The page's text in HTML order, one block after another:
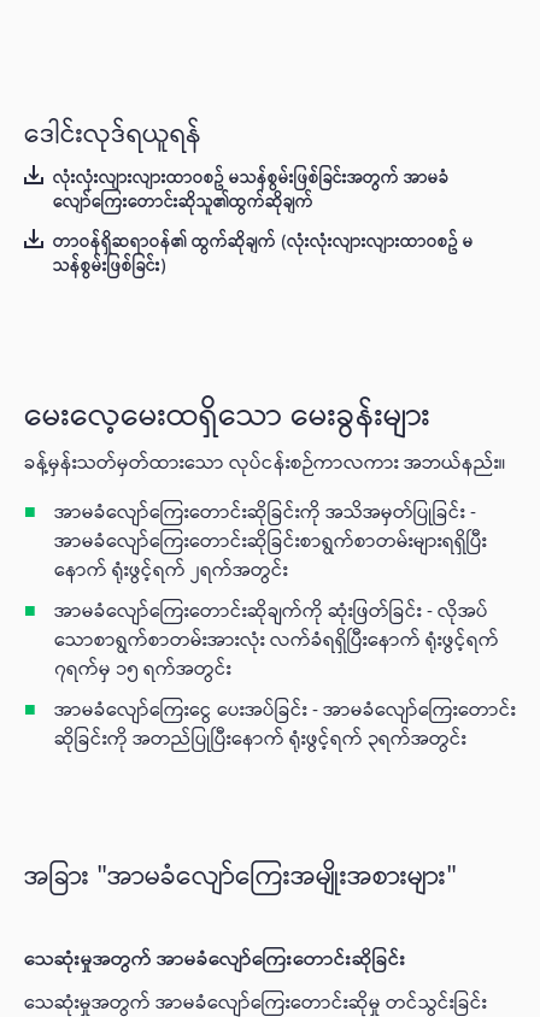
‌ဒေါင်းလုဒ်ရယူရန်
လုံးလုံးလျားလျားထာဝစဥ် မသန်စွမ်းဖြစ်ခြင်းအတွက် အာမခံ
လျော်ကြေးတောင်းဆိုသူ၏ထွက်ဆိုချက်
တာဝန်ရှိဆရာဝန်၏ ထွက်ဆိုချက် (လုံးလုံးလျားလျားထာဝစဥ် မ
သန်စွမ်းဖြစ်ခြင်း)
မေးလေ့မေးထရှိသော မေးခွန်းများ
ခန့်မှန်းသတ်မှတ်ထားသော လုပ်ငန်းစဉ်ကာလကား အဘယ်နည်း။
အာမခံလျော်ကြေးတောင်းဆိုခြင်းကို အသိအမှတ်ပြုခြင်း -
အာမခံလျော်ကြေးတောင်းဆိုခြင်းစာရွက်စာတမ်းများရရှိပြီး
နောက် ရုံးဖွင့်ရက် ၂ရက်အတွင်း
အာမခံလျော်ကြေးတောင်းဆိုချက်ကို ဆုံးဖြတ်ခြင်း - လိုအပ်
သောစာရွက်စာတမ်းအားလုံး လက်ခံရရှိပြီးနောက် ရုံးဖွင့်ရက်
၇ရက်မှ ၁၅ ရက်အတွင်း
အာမခံလျော်ကြေးငွေ ပေးအပ်ခြင်း - အာမခံလျော်ကြေးတောင်း
ဆိုခြင်းကို အတည်ပြုပြီးနောက် ရုံးဖွင့်ရက် ၃ရက်အတွင်း
အခြား "အာမခံလျော်ကြေးအမျိုးအစားများ"
သေဆုံးမှုအတွက် အာမခံလျော်ကြေးတောင်းဆိုခြင်း
သေဆုံးမှုအတွက် အာမခံလျော်ကြေးတောင်းဆိုမှု တင်သွင်းခြင်း